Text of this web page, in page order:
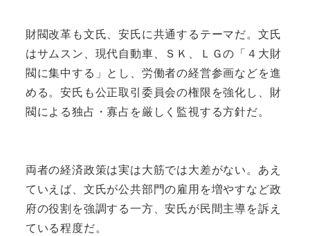
財閥改革も文氏、安氏に共通するテーマだ。文氏
はサムスン、現代自動車、ＳＫ、ＬＧの「４大財
閥に集中する」とし、労働者の経営参画などを進
める。安氏も公正取引委員会の権限を強化し、財
閥による独占・寡占を厳しく監視する方針だ。
両者の経済政策は実は大筋では大差がない。あえ
ていえば、文氏が公共部門の雇用を増やすなど政
府の役割を強調する一方、安氏が民間主導を訴え
ている程度だ。